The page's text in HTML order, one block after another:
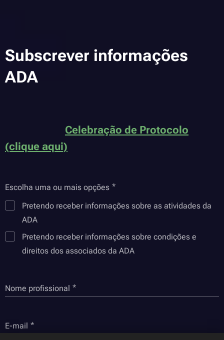
Subscrever informações
ADA
Celebração de Protocolo
(clique aqui)
Escolha uma ou mais opções
Pretendo receber informações sobre as atividades da
ADA
Pretendo receber informações sobre condições e
direitos dos associados da ADA
Nome profissional
E-mail